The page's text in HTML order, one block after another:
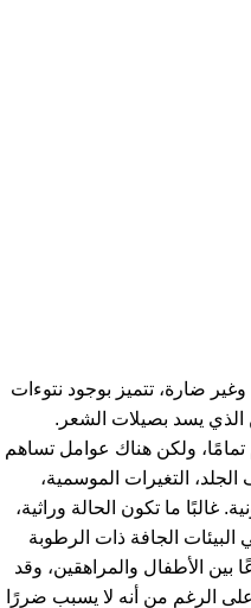
ضارة، تتميز بوجود نتوءات
الذي يسد بصيلات الشعر.
تمامًا، ولكن هناك عوامل تساهم
التغيرات الموسمية،
غالبًا ما تكون الحالة وراثية،
البيئات الجافة ذات الرطوبة
بين الأطفال والمراهقين، وقد
الرغم من أنه لا يسبب ضررًا